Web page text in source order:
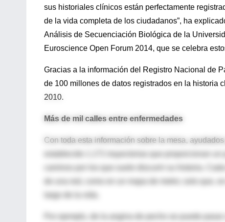
sus historiales clínicos están perfectamente
de la vida completa de los ciudadanos”, ha
Análisis de Secuenciación Biológica de la
Euroscience Open Forum 2014, que se celebra
Gracias a la información del Registro Nacional de
de 100 millones de datos registrados en la historia
2010.
Más de mil calles entre enfermedades
Con toda esta información sobre la mesa,
de una red, como en un mapa de metro; solo que,
largo de la vida.
Por ejemplo, de la angina de pecho se puede